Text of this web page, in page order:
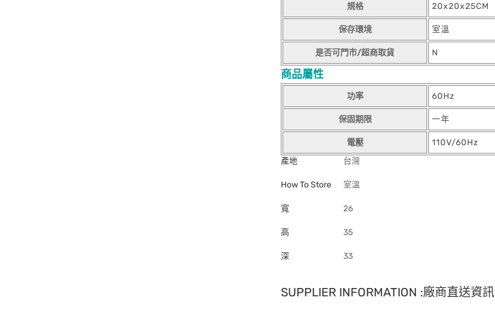
規格 20x20x25CM
保存環境 室溫
是否可門市/超商取貨 N
商品屬性
功率 60Hz
保固期限 一年
電壓
110V/60Hz
產地
台灣
How To Store 室溫
寬 26
高 35
深 33
SUPPLIER INFORMATION :廠商直送資訊